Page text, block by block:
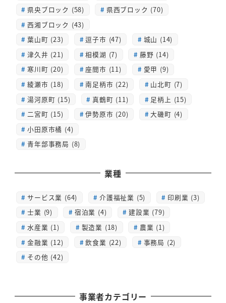
県央ブロック (58)
県西ブロック (70)
西湘ブロック (43)
葉山町 (23)
逗子市 (47)
城山 (14)
津久井 (21)
相模湖 (7)
藤野 (14)
寒川町 (20)
座間市 (11)
愛甲 (9)
綾瀬市 (18)
南足柄市 (22)
山北町 (7)
湯河原町 (15)
真鶴町 (11)
足柄上 (15)
二宮町 (15)
伊勢原市 (20)
大磯町 (4)
小田原市橘 (4)
青年部事務局 (8)
業種
サービス業 (64) 介護福祉業 (5)
印刷業 (3)
士業 (9)
宿泊業 (4)
建設業 (79)
水産業 (1)
製造業 (18)
農業 (1)
金融業 (12)
飲食業 (22)
事務局 (2)
その他 (42)
事業者カテゴリー